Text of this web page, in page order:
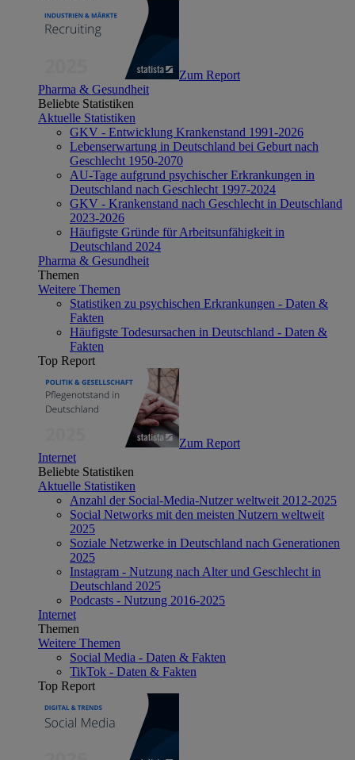
Zum Report
Pharma & Gesundheit
Beliebte Statistiken
Aktuelle Statistiken
GKV - Entwicklung Krankenstand 1991-2026
Lebenserwartung in Deutschland bei Geburt nach
Geschlecht 1950-2070
AU-Tage aufgrund psychischer Erkrankungen in
Deutschland nach Geschlecht 1997-2024
GKV - Krankenstand nach Geschlecht in Deutschland
2023-2026
Häufigste Gründe für Arbeitsunfähigkeit in
Deutschland 2024
Pharma & Gesundheit
Themen
Weitere Themen
Statistiken zu psychischen Erkrankungen - Daten &
Fakten
Häufigste Todesursachen in Deutschland - Daten &
Fakten
Top Report
Zum Report
Internet
Beliebte Statistiken
Aktuelle Statistiken
Anzahl der Social-Media-Nutzer weltweit 2012-2025
Social Networks mit den meisten Nutzern weltweit
2025
Soziale Netzwerke in Deutschland nach Generationen
2025
Instagram - Nutzung nach Alter und Geschlecht in
Deutschland 2025
Podcasts - Nutzung 2016-2025
Internet
Themen
Weitere Themen
Social Media - Daten & Fakten
TikTok - Daten & Fakten
Top Report